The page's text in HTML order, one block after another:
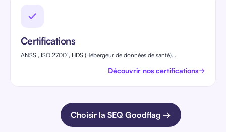
Certifications
ANSSI, ISO 27001, HDS (Hébergeur de données de santé)...
Découvrir nos certifications
Choisir la SEQ Goodflag →